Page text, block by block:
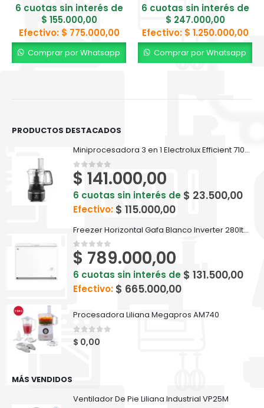
6 cuotas sin interés de
$ 155.000,00
Efectivo: $ 775.000,00
Comprar por Whatsapp
6 cuotas sin interés de
$ 247.000,00
Efectivo: $ 1.250.000,00
Comprar por Whatsapp
PRODUCTOS DESTACADOS
Miniprocesadora 3 en 1 Electrolux Efficient 710ml EFP500
0out of 5
$ 141.000,00
6 cuotas sin interés de $ 23.500,00
Efectivo: $ 115.000,00
Freezer Horizontal Gafa Blanco Inverter 280lts FGHI300B-L
0out of 5
$ 789.000,00
6 cuotas sin interés de $ 131.500,00
Efectivo: $ 665.000,00
Procesadora Liliana Megapros AM740
0 out of 5
$ 0,00
MÁS VENDIDOS
Ventilador De Pie Liliana Industrial VP25M